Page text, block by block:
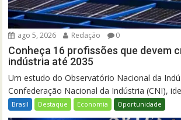
ago 5, 2026 Redação 0
Conheça 16 profissões que devem
indústria até 2035
Um estudo do Observatório Nacional da
Confederação Nacional da Indústria (CNI),
Brasil Destaque Economia Oportunidade